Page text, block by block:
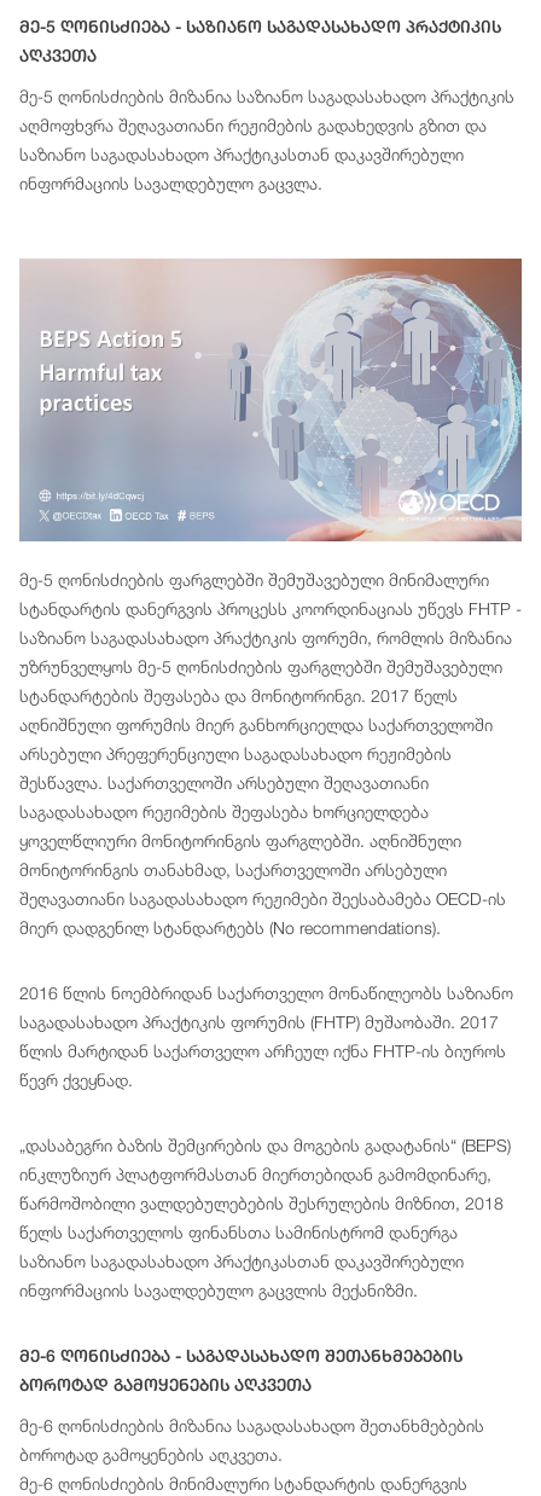
Მე-5 Ღონისძიება - Საზიანო Საგადასახადო Პრაქტიკის
Აღკვეთა
მე-5 ღონისძიების მიზანია საზიანო საგადასახადო პრაქტიკის
აღმოფხვრა შეღავათიანი რეჟიმების გადახედვის გზით და
საზიანო საგადასახადო პრაქტიკასთან დაკავშირებული
ინფორმაციის სავალდებულო გაცვლა.
მე-5 ღონისძიების ფარგლებში შემუშავებული მინიმალური
სტანდარტის დანერგვის პროცესს კოორდინაციას უწევს FHTP -
საზიანო საგადასახადო პრაქტიკის ფორუმი, რომლის მიზანია
უზრუნველყოს მე-5 ღონისძიების ფარგლებში შემუშავებული
სტანდარტების შეფასება და მონიტორინგი. 2017 წელს
აღნიშნული ფორუმის მიერ განხორციელდა საქართველოში
არსებული პრეფერენციული საგადასახადო რეჟიმების
შესწავლა. საქართველოში არსებული შეღავათიანი
საგადასახადო რეჟიმების შეფასება ხორციელდება
ყოველწლიური მონიტორინგის ფარგლებში. აღნიშნული
მონიტორინგის თანახმად, საქართველოში არსებული
შეღავათიანი საგადასახადო რეჟიმები შეესაბამება OECD-ის
მიერ დადგენილ სტანდარტებს (No recommendations).
2016 წლის ნოემბრიდან საქართველო მონაწილეობს საზიანო
საგადასახადო პრაქტიკის ფორუმის (FHTP) მუშაობაში. 2017
წლის მარტიდან საქართველო არჩეულ იქნა FHTP-ის ბიუროს
წევრ ქვეყნად.
„დასაბეგრი ბაზის შემცირების და მოგების გადატანის“ (BEPS)
ინკლუზიურ პლატფორმასთან მიერთებიდან გამომდინარე,
წარმოშობილი ვალდებულებების შესრულების მიზნით, 2018
წელს საქართველოს ფინანსთა სამინისტრომ დანერგა
საზიანო საგადასახადო პრაქტიკასთან დაკავშირებული
ინფორმაციის სავალდებულო გაცვლის მექანიზმი.
Მე-6 Ღონისძიება - Საგადასახადო Შეთანხმებების
Ბოროტად Გამოყენების Აღკვეთა
მე-6 ღონისძიების მიზანია საგადასახადო შეთანხმებების
ბოროტად გამოყენების აღკვეთა.
მე-6 ღონისძიების მინიმალური სტანდარტის დანერგვის